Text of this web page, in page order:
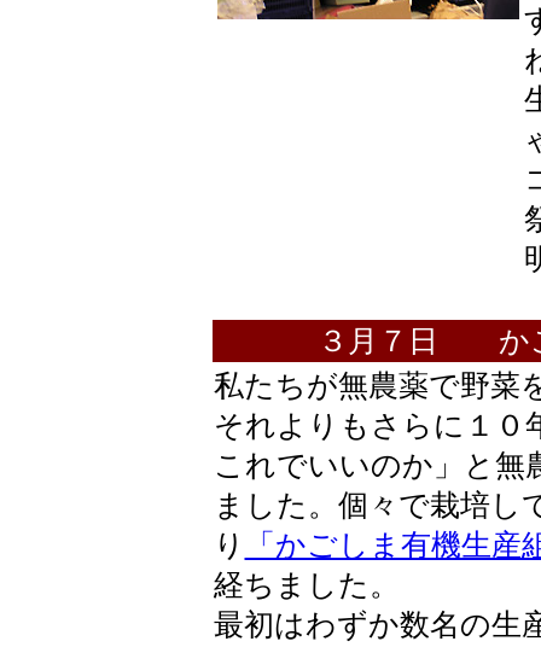
３月７日 か
私たちが無農薬で野菜
それよりもさらに１０
これでいいのか」と無
ました。個々で栽培し
り
「かごしま有機生産
経ちました。
最初はわずか数名の生